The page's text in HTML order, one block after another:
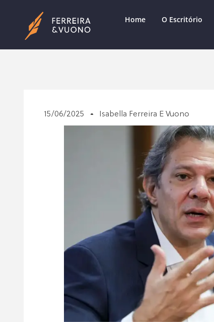
Home O Escritório
15/06/2025 Isabella Ferreira E Vuono